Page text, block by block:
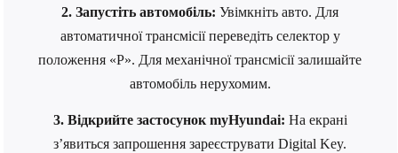
2. Запустіть автомобіль: Увімкніть авто. Для
автоматичної трансмісії переведіть селектор у
положення «P». Для механічної трансмісії залишайте
автомобіль нерухомим.
3. Відкрийте застосунок myHyundai: На екрані
з’явиться запрошення зареєструвати Digital Key.